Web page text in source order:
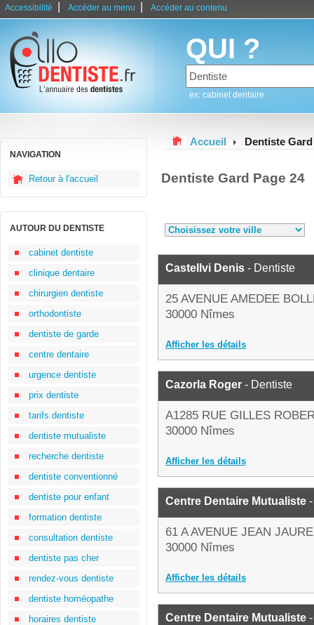
Accessibilité Accéder au menu Accéder au contenu
QUI ?
ex: cabinet dentaire
NAVIGATION
Retour à l'accueil
AUTOUR DU DENTISTE
cabinet dentiste
clinique dentaire
chirurgien dentiste
orthodontiste
dentiste de garde
centre dentaire
urgence dentiste
prix dentiste
tarifs dentiste
dentiste mutualiste
recherche dentiste
dentiste conventionné
dentiste pour enfant
formation dentiste
consultation dentiste
dentiste pas cher
rendez-vous dentiste
dentiste homéopathe
horaires dentiste
Accueil Dentiste Gard
Dentiste Gard Page 24
Castellvi Denis - Dentiste
25 AVENUE AMEDEE
30000 Nîmes
Afficher les détails
Cazorla Roger - Dentiste
A1285 RUE GILLES
30000 Nîmes
Afficher les détails
Centre Dentaire Mutualiste
61 A AVENUE JEAN
30000 Nîmes
Afficher les détails
Centre Dentaire Mutualiste